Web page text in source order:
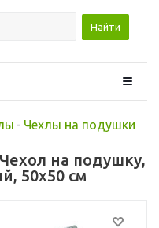
Найти
- Чехлы на подушки
на подушку,
50x50 см